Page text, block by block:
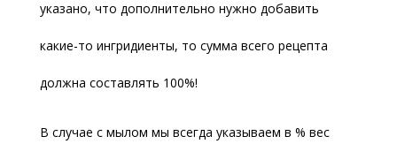
указано, что дополнительно нужно добавить
какие-то ингридиенты, то сумма всего рецепта
должна составлять 100%!
В случае с мылом мы всегда указываем в % вес